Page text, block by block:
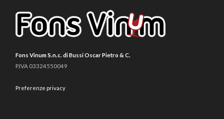
Fons Vinum S.n.c. di Bussi Oscar Pietro & C.
P.IVA 03324550049
Preferenze privacy